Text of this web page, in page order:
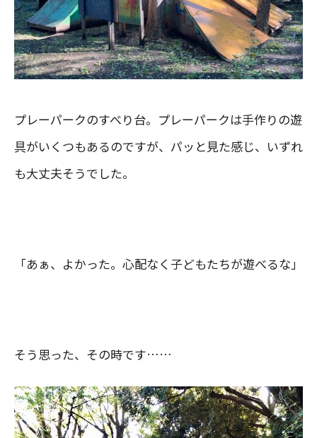
プレーパークのすべり台。プレーパークは手作りの遊
具がいくつもあるのですが、パッと見た感じ、いずれ
も大丈夫そうでした。
「あぁ、よかった。心配なく子どもたちが遊べるな」
そう思った、その時です……